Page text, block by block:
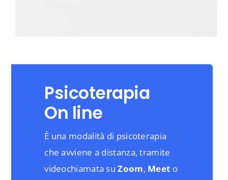
Psicoterapia
On line
È una modalità di psicoterapia
che avviene a distanza, tramite
videochiamata suZoom, Meet o